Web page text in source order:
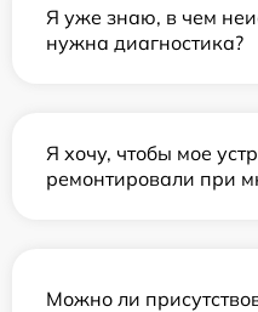
Я уже знаю, в чем
нужна диагностика?
Я хочу, чтобы мое
ремонтировали при
Можно ли